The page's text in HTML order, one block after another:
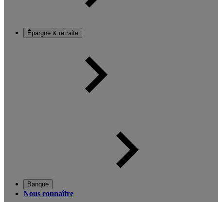
Épargne & retraite
Banque
Nous connaître